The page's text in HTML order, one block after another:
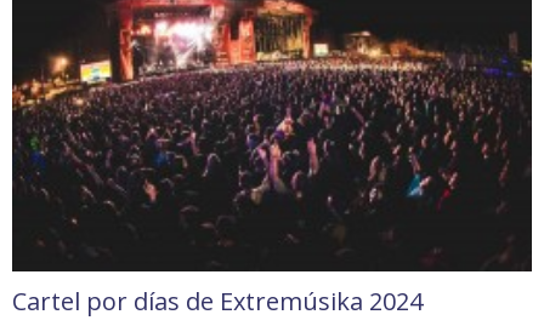
Cartel por días de Extremúsika 2024